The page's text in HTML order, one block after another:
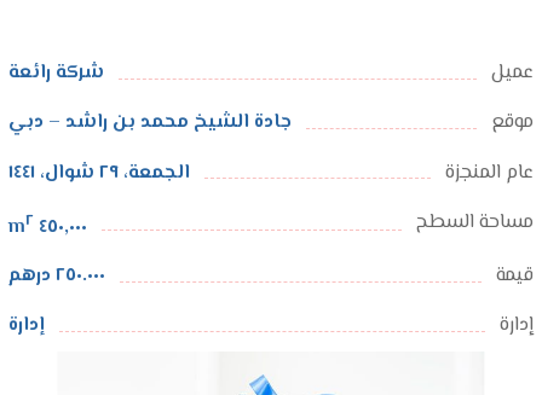
عميل
شركة رائعة
موقع
جادة الشيخ محمد بن راشد – دبي
عام المنجزة
الجمعة، ٢٩ شوال، ١٤٤١
مساحة السطح
٤٥٠,٠٠٠ m ٢
قيمة
٢٥٠.٠٠٠ درهم
إدارة
إدارة